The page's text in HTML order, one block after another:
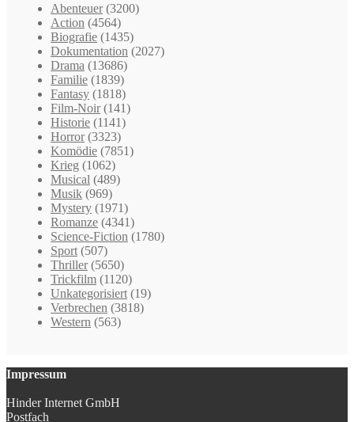
Abenteuer (3200)
Action (4564)
Biografie (1435)
Dokumentation (2027)
Drama (13686)
Familie (1839)
Fantasy (1818)
Film-Noir (141)
Historie (1141)
Horror (3323)
Komödie (7851)
Krieg (1062)
Musical (489)
Musik (969)
Mystery (1971)
Romanze (4341)
Science-Fiction (1780)
Sport (507)
Thriller (5650)
Trickfilm (1120)
Unkategorisiert (19)
Verbrechen (3818)
Western (563)
Impressum
Hinder Internet GmbH
Postfach